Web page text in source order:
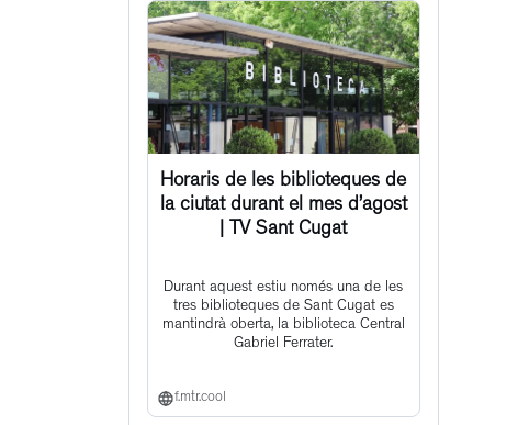
Horaris de les biblioteques de
la ciutat durant el mes d’agost
| TV Sant Cugat
Durant aquest estiu només una de les
tres biblioteques de Sant Cugat es
mantindrà oberta, la biblioteca Central
Gabriel Ferrater.
f.mtr.cool